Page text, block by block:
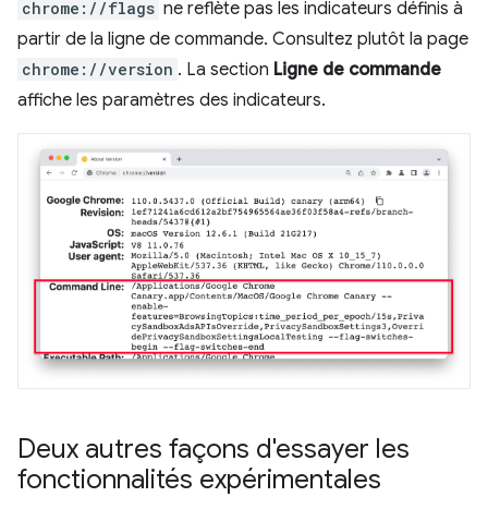
chrome://flags ne reflète pas les indicateurs définis à
partir de la ligne de commande. Consultez plutôt la page
chrome://version . La section Ligne de commande
affiche les paramètres des indicateurs.
Deux autres façons d'essayer les
fonctionnalités expérimentales